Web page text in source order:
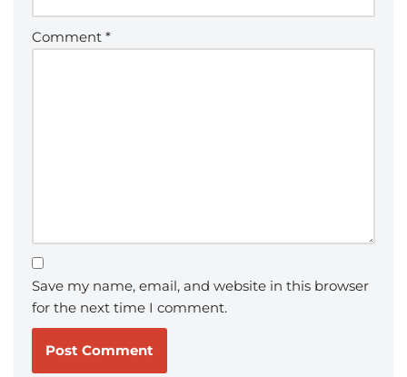
Comment *
Save my name, email, and website in this browser
for the next time I comment.